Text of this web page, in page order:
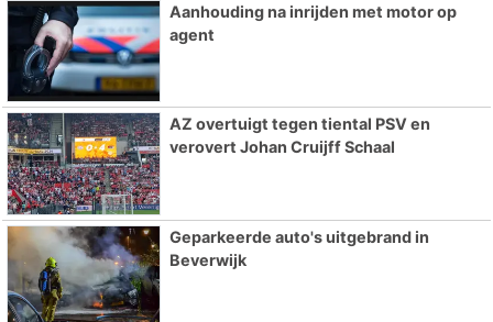
Aanhouding na inrijden met motor op
agent
AZ overtuigt tegen tiental PSV en
verovert Johan Cruijff Schaal
Geparkeerde auto's uitgebrand in
Beverwijk